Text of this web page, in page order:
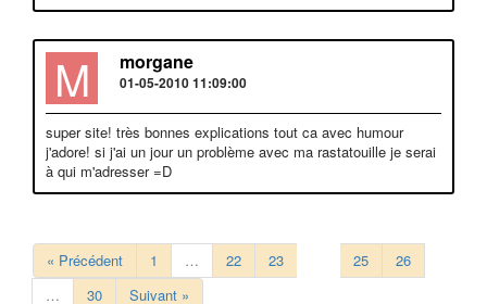
M morgane
01-05-2010 11:09:00
super site! très bonnes explications tout ca avec humour
j'adore! si j'ai un jour un problème avec ma rastatouille je serai
à qui m'adresser =D
« Précédent 1 … 22 23 25
26
…
30 Suivant »